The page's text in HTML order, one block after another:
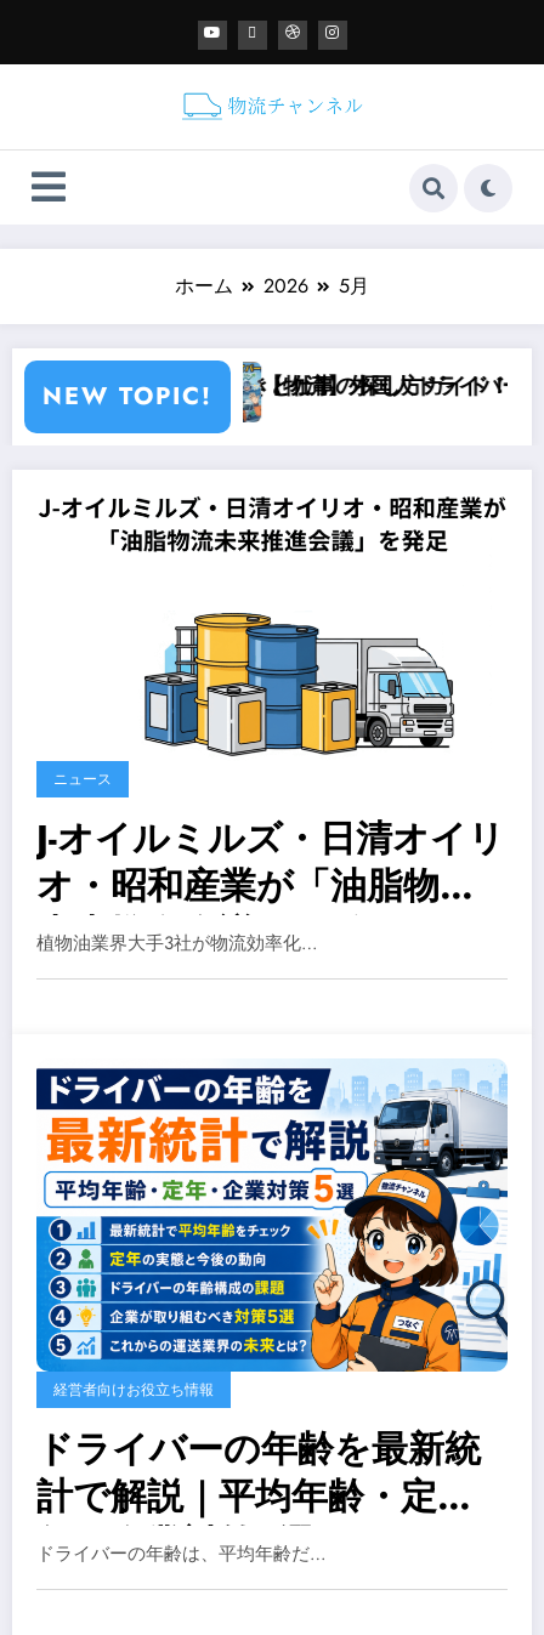
ホーム 2026 5月
NEW TOPIC!
必要な手続きと仕事の探し方ガイド！
【物流】外国人ドライバーが人手不足を
ニュース
J-オイルミルズ・日清オイリ
オ・昭和産業が「油脂物流
未来推進会議」を発足
植物油業界大手3社が物流効率化…
経営者向けお役立ち情報
ドライバーの年齢を最新統
計で解説｜平均年齢・定
年・企業対策5選
ドライバーの年齢は、平均年齢だ…